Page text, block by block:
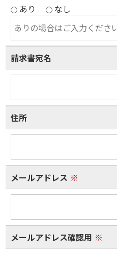
あり
なし
請求書宛名
住所
メールアドレス ※
メールアドレス確認用 ※